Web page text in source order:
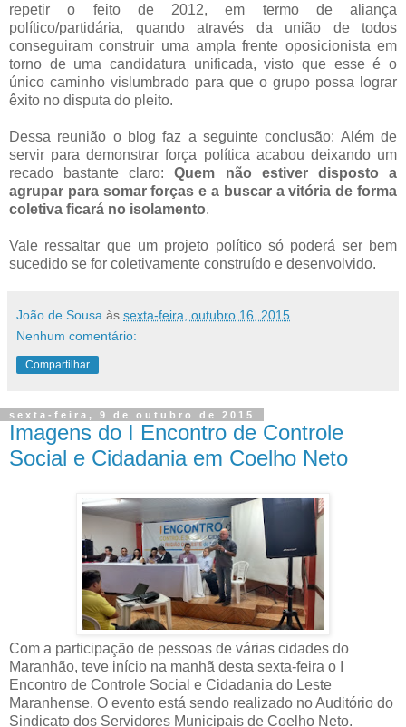
repetir o feito de 2012, em termo de aliança
político/partidária, quando através da união de todos
conseguiram construir uma ampla frente oposicionista em
torno de uma candidatura unificada, visto que esse é o
único caminho vislumbrado para que o grupo possa lograr
êxito no disputa do pleito.
Dessa reunião o blog faz a seguinte conclusão: Além de
servir para demonstrar força política acabou deixando um
recado bastante claro:Quem não estiver disposto a
agrupar para somar forças e a buscar a vitória de forma
coletiva ficará no isolamento.
Vale ressaltar que um projeto político só poderá ser bem
sucedido se for coletivamente construído e desenvolvido.
João de Sousa às sexta-feira, outubro 16, 2015
Nenhum comentário:
Compartilhar
sexta-feira, 9 de outubro de 2015
Imagens do I Encontro de Controle
Social e Cidadania em Coelho Neto
Com a participação de pessoas de várias cidades do
Maranhão, teve início na manhã desta sexta-feira o I
Encontro de Controle Social e Cidadania do Leste
Maranhense. O evento está sendo realizado no Auditório do
Sindicato dos Servidores Municipais de Coelho Neto.